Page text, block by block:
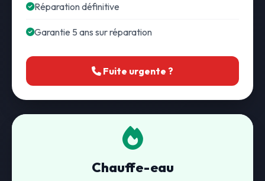
Réparation définitive
Garantie 5 ans sur réparation
Fuite urgente ?
Chauffe-eau